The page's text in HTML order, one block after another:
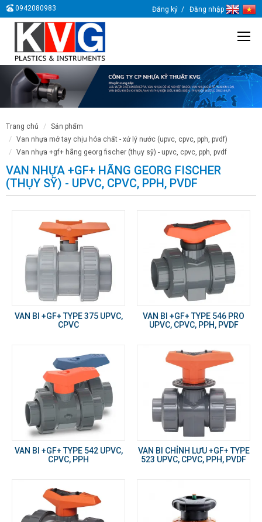
0942080983 Đăng ký Đăng nhập
trang chủ
sản phẩm
van nhựa mở tay chịu hóa chất - xử lý nước (upvc, cpvc, pph, pvdf)
van nhựa +gf+ hãng georg fischer (thụy sỹ) - upvc, cpvc, pph, pvdf
VAN NHỰA +GF+ HÃNG GEORG FISCHER
(THỤY SỸ) - UPVC, CPVC, PPH, PVDF
VAN BI +GF+ TYPE 375 UPVC,
CPVC
VAN BI +GF+ TYPE 546 PRO
UPVC, CPVC, PPH, PVDF
VAN BI +GF+ TYPE 542 UPVC,
CPVC, PPH
VAN BI CHỈNH LƯU +GF+ TYPE
523 UPVC, CPVC, PPH, PVDF